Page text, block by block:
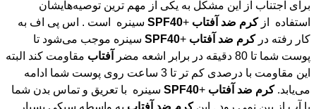
استفاده ازکرم ضد آفتاب +
SPF40 سینره است . اس پی اف به
کار رفته درکرم ضد آفتاب +
SPF40 سینره موجب می‌شود تا
پوست شما تا 80 دقیقه در برابر اشعه مضر
آفتاب مقاومت کند البته
این مقاومت با درصدی کم تر تا 3 ساعت روی پوست شما ادامه
می‌یابد.کرم ضد آفتاب +
SPF40 سینره با تعریق و تماس بدن شما